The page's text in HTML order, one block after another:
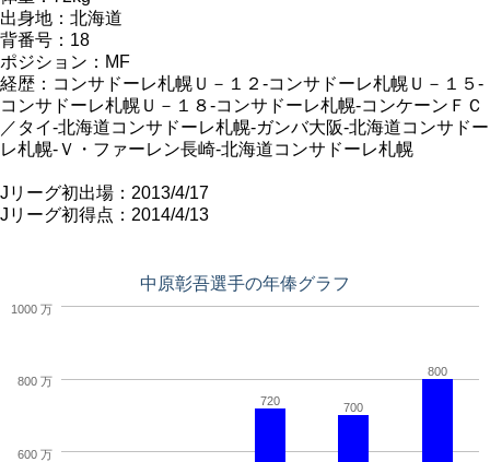
出身地：北海道
背番号：18
ポジション：MF
経歴：コンサドーレ札幌Ｕ－１２-コンサドーレ札幌Ｕ－１５-
コンサドーレ札幌Ｕ－１８-コンサドーレ札幌-コンケーンＦＣ
／タイ-北海道コンサドーレ札幌-ガンバ大阪-北海道コンサドー
レ札幌-Ｖ・ファーレン長崎-北海道コンサドーレ札幌
Jリーグ初出場：2013/4/17
Jリーグ初得点：2014/4/13
中原彰吾選手の年俸グラフ
720 700
800
600 万
800 万
1000 万